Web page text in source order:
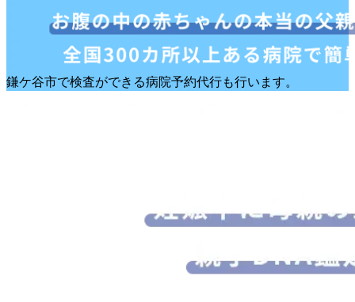
鎌ケ谷市で検査ができる病院予約代行も行います。